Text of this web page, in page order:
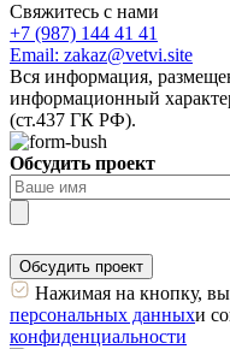
Свяжитесь с нами
+7 (987) 144 41 41
Email: zakaz@vetvi.site
Вся информация,
информационный
(ст.437 ГК РФ).
Обсудить проект
Обсудить проект
Нажимая на кнопку, вы
персональных данныхи
конфиденциальности